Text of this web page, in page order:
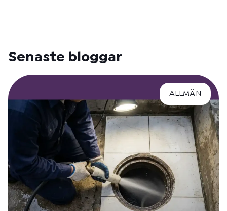
Senaste bloggar
ALLMÄN